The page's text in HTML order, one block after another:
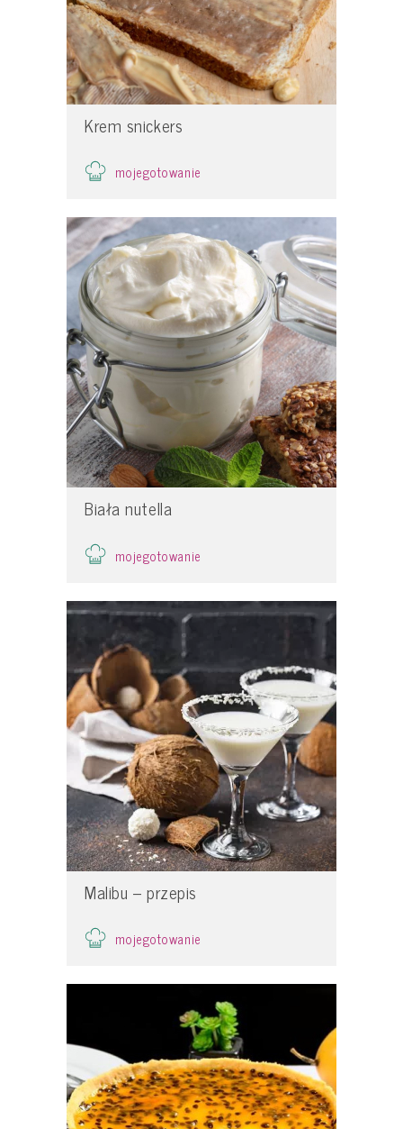
Krem snickers
mojegotowanie
Biała nutella
mojegotowanie
Malibu – przepis
mojegotowanie